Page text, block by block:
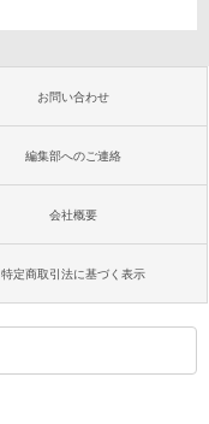
お問い合わせ
編集部へのご連絡
会社概要
特定商取引法に基づく表示